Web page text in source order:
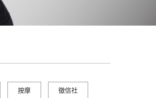
按摩 徵信社